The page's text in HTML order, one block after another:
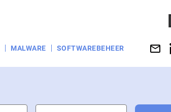
MALWARE SOFTWAREBEHEER